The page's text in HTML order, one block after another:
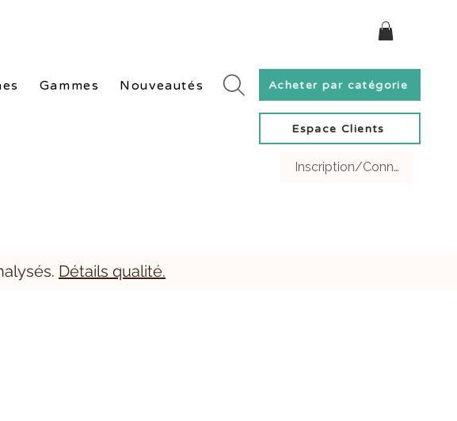
Gammes Nouveautés Acheter par catégorie
Espace Clients
Inscription/Connexion
Détails qualité.